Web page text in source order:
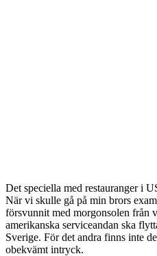
Det speciella med restauranger i
När vi skulle gå på min brors
försvunnit med morgonsolen från
amerikanska serviceandan ska
Sverige. För det andra finns inte
obekvämt intryck.